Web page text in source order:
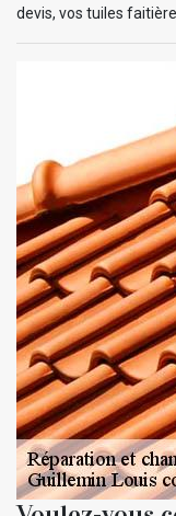
devis, vos tuiles